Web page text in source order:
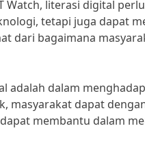
Watch, literasi digital
tetapi juga dapat
dari bagaimana
adalah dalam
masyarakat dapat
membantu dalam